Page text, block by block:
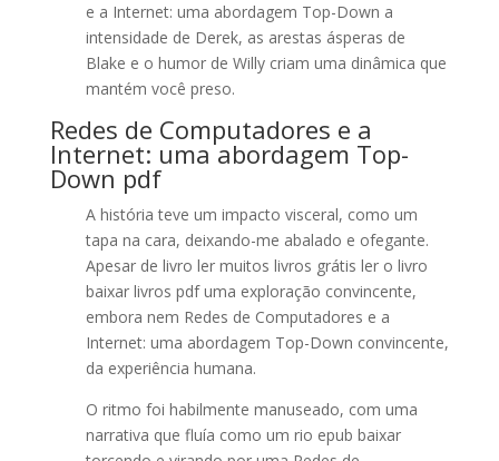
e a Internet: uma abordagem Top-Down a
intensidade de Derek, as arestas ásperas de
Blake e o humor de Willy criam uma dinâmica que
mantém você preso.
Redes de Computadores e a
Internet: uma abordagem Top-
Down pdf
A história teve um impacto visceral, como um
tapa na cara, deixando-me abalado e ofegante.
Apesar de livro ler muitos livros grátis ler o livro
baixar livros pdf uma exploração convincente,
embora nem Redes de Computadores e a
Internet: uma abordagem Top-Down convincente,
da experiência humana.
O ritmo foi habilmente manuseado, com uma
narrativa que fluía como um rio epub baixar